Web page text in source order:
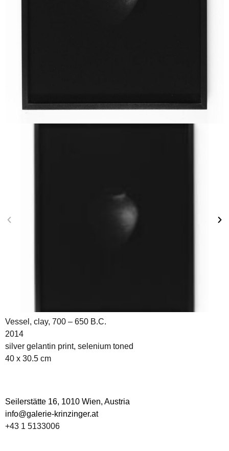
Vessel, clay, 700 – 650 B.C.
2014
silver gelantin print, selenium toned
40 x 30.5 cm
Seilerstätte 16, 1010 Wien, Austria
info@galerie-krinzinger.at
+43 1 5133006